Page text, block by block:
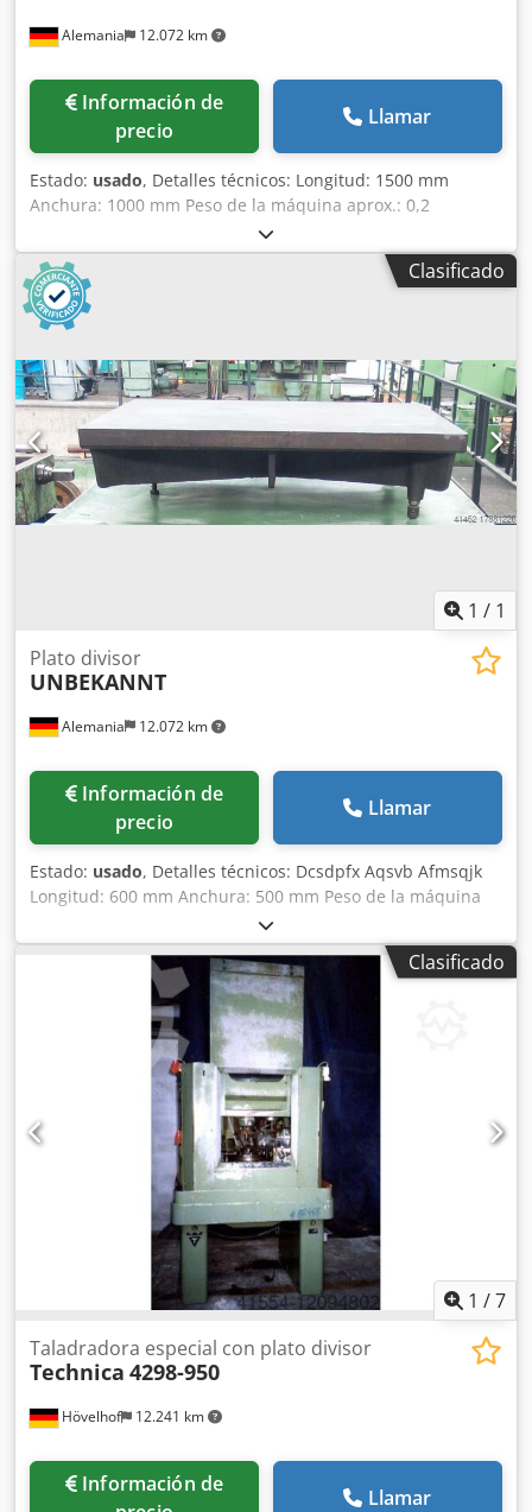
Alemania 12.072 km
Información de
precio
Llamar
Estado: usado, Detalles técnicos: Longitud: 1500 mm
Anchura: 1000 mm Peso de la máquina aprox.: 0,2
toneladas Espacio necesario aprox.: 1,5 x 1 x 0,8 m Plato de
punteado/mesa de soldadura con bastidor de base
Dcedpfx Aqjvb Ab Ieqsk *
Clasificado
1 / 1
Alemania 12.072 km
Plato divisor
UNBEKANNT
Información de
precio
Llamar
Estado: usado, Detalles técnicos: Dcsdpfx Aqsvb Afmsqjk
Longitud: 600 mm Anchura: 500 mm Peso de la máquina
aprox.: 0,05 t Espacio necesario aprox.: 1,5 x 1 x 0,8 m La
superficie se debe volver a raspar *
Clasificado
1 /7
Hövelhof 12.241 km
Taladradora especial con plato divisor
Technica 4298-950
Información de
Llamar